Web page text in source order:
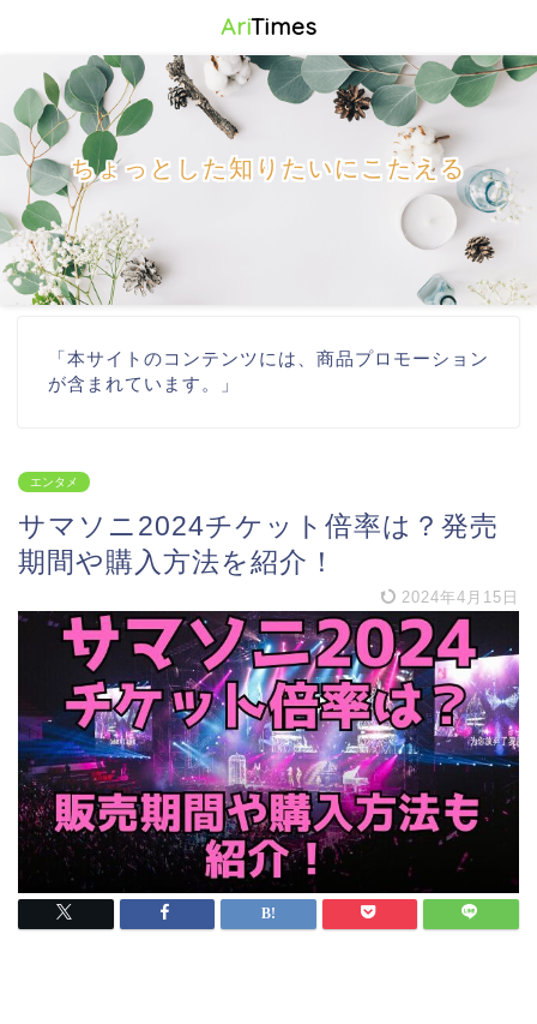
AriTimes
ちょっとした知りたいにこたえる
「本サイトのコンテンツには、商品プロモーション
が含まれています。」
エンタメ
サマソニ2024チケット倍率は？発売
期間や購入方法を紹介！
2024年4月15日